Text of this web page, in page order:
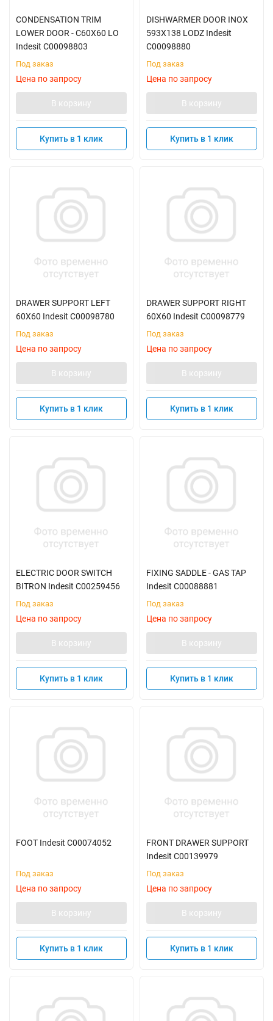
CONDENSATION TRIM
LOWER DOOR - C60X60 LO
Indesit C00098803
Под заказ
Цена по запросу
В корзину
Купить в 1 клик
DISHWARMER DOOR INOX
593X138 LODZ Indesit
C00098880
Под заказ
Цена по запросу
В корзину
Купить в 1 клик
DRAWER SUPPORT LEFT
60X60 Indesit C00098780
Под заказ
Цена по запросу
В корзину
Купить в 1 клик
DRAWER SUPPORT RIGHT
60X60 Indesit C00098779
Под заказ
Цена по запросу
В корзину
Купить в 1 клик
ELECTRIC DOOR SWITCH
BITRON Indesit C00259456
Под заказ
Цена по запросу
В корзину
Купить в 1 клик
FIXING SADDLE - GAS TAP
Indesit C00088881
Под заказ
Цена по запросу
В корзину
Купить в 1 клик
FOOT Indesit C00074052
Под заказ
Цена по запросу
В корзину
Купить в 1 клик
FRONT DRAWER SUPPORT
Indesit C00139979
Под заказ
Цена по запросу
В корзину
Купить в 1 клик